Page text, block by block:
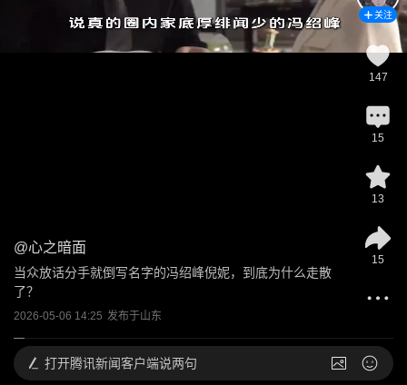
@心之暗面
当众放话分手就倒写名字的冯绍峰倪妮，到底为什么走散
了？
2026-05-06 14:25 发布于山东
关注
147
15
13
15
打开腾讯新闻客户端说两句